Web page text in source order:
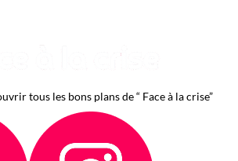
tous les bons plans de “ Face à la crise”